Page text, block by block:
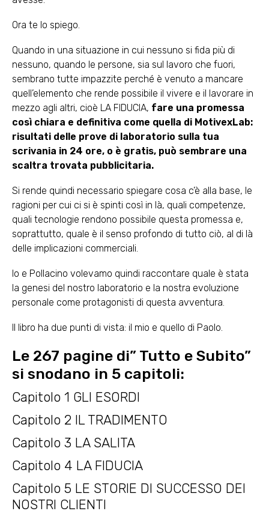
Ora te lo spiego.
Quando in una situazione in cui nessuno si fida più di
nessuno, quando le persone, sia sul lavoro che fuori,
sembrano tutte impazzite perché è venuto a mancare
quell’elemento che rende possibile il vivere e il lavorare in
mezzo agli altri, cioè LA FIDUCIA, fare una promessa
così chiara e definitiva come quella di MotivexLab:
risultati delle prove di laboratorio sulla tua
scrivania in 24 ore, o è gratis, può sembrare una
scaltra trovata pubblicitaria.
Si rende quindi necessario spiegare cosa c’è alla base, le
ragioni per cui ci si è spinti così in là, quali competenze,
quali tecnologie rendono possibile questa promessa e,
soprattutto, quale è il senso profondo di tutto ciò, al di là
delle implicazioni commerciali.
Io e Pollacino volevamo quindi raccontare quale è stata
la genesi del nostro laboratorio e la nostra evoluzione
personale come protagonisti di questa avventura.
Il libro ha due punti di vista: il mio e quello di Paolo.
Le 267 pagine di” Tutto e Subito”
si snodano in 5 capitoli:
Capitolo 1 GLI ESORDI
Capitolo 2 IL TRADIMENTO
Capitolo 3 LA SALITA
Capitolo 4 LA FIDUCIA
Capitolo 5 LE STORIE DI SUCCESSO DEI
NOSTRI CLIENTI